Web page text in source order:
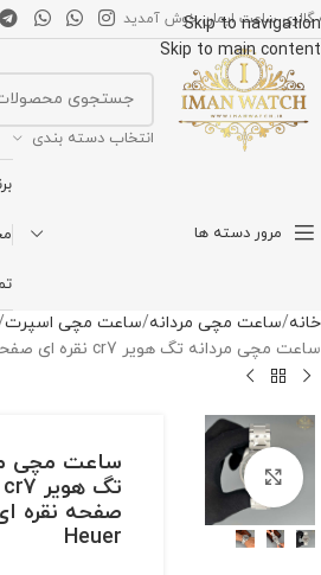
Skip to navigation
Skip to main content
گالری ساعت ایمان خوش آمدید
انتخاب دسته بندی
مرور دسته ها
خانه ساعت مچی مردانه ساعت مچی اسپرت
ساعت مچی مردانه تگ هویر cr7 نقره ای صفحه نقره ای Tag-Heuer
برای بزرگنمایی کلیک کنیدساعت مچی
Heuer